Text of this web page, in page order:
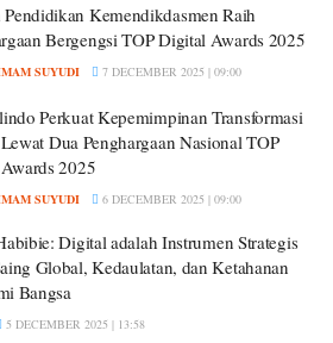
Pendidikan Kemendikdasmen Raih
Bergengsi TOP Digital Awards 2025
SUYUDI 7 DECEMBER 2025 | 09:00
Perkuat Kepemimpinan Transformasi
Dua Penghargaan Nasional TOP
2025
SUYUDI 6 DECEMBER 2025 | 09:00
Digital adalah Instrumen Strategis
Global, Kedaulatan, dan Ketahanan
Bangsa
5 DECEMBER 2025 | 13:58